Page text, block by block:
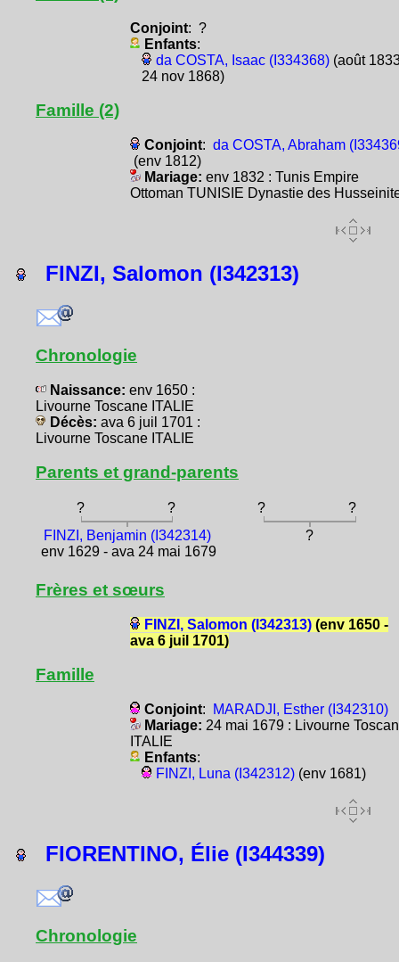
Conjoint: ?
Enfants:
da COSTA, Isaac (I334368)(août
24 nov 1868)
Famille (2)
Conjoint: da COSTA, Abraham
(env 1812)
Mariage: env 1832 : Tunis Empire
Ottoman TUNISIE Dynastie des
FINZI, Salomon (I342313)
Chronologie
Naissance: env 1650 :
Livourne Toscane ITALIE
Décès: ava 6 juil 1701 :
Livourne Toscane ITALIE
Parents et grand-parents
? ? ?
?
FINZI, Benjamin (I342314)
env 1629 - ava 24 mai 1679
?
Frères et sœurs
FINZI, Salomon (I342313)(env 1650 -
ava 6 juil 1701)
Famille
Conjoint:
MARADJI, Esther (I342310)
Mariage: 24 mai 1679 : Livourne
ITALIE
Enfants:
FINZI, Luna (I342312)(env 1681)
FIORENTINO, Élie (I344339)
Chronologie